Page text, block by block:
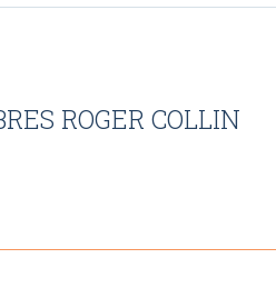
ROGER COLLIN